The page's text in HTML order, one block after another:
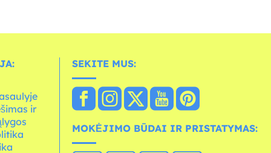
ir
SEKITE MUS:
MOKĖJIMO BŪDAI IR PRISTATYMAS: